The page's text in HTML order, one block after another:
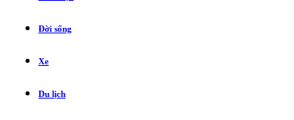
Đời sống
Xe
Du lịch